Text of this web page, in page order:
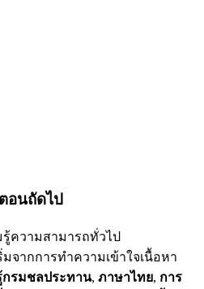
อนถัดไป
ความสามารถทั่วไป
จากการทำความเข้าใจเนื้อหา
กรมชลประทาน, ภาษาไทย, การ